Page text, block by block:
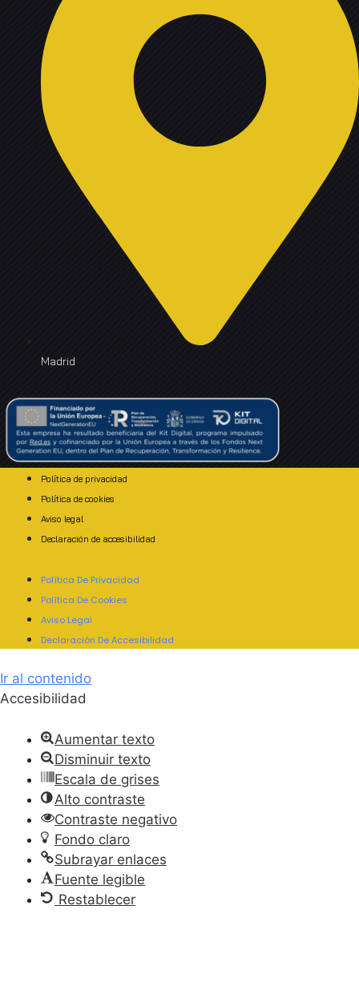
Madrid
Política de privacidad
Política de cookies
Aviso legal
Declaración de accesibilidad
Política De Privacidad
Política De Cookies
Aviso Legal
Declaración De Accesibilidad
Ir al contenido
Accesibilidad
Aumentar texto
Disminuir texto
Escala de grises
Alto contraste
Contraste negativo
Fondo claro
Subrayar enlaces
Fuente legible
Restablecer